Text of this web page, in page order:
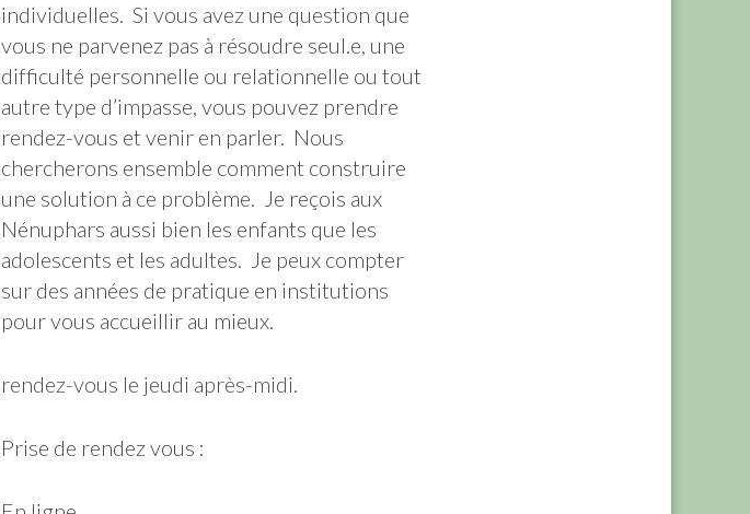
individuelles. Si vous avez une question que
vous ne parvenez pas à résoudre seul.e, une
difficulté personnelle ou relationnelle ou tout
autre type d’impasse, vous pouvez prendre
rendez-vous et venir en parler. Nous
chercherons ensemble comment construire
une solution à ce problème. Je reçois aux
Nénuphars aussi bien les enfants que les
adolescents et les adultes. Je peux compter
sur des années de pratique en institutions
pour vous accueillir au mieux.
rendez-vous le jeudi après-midi.
Prise de rendez vous :